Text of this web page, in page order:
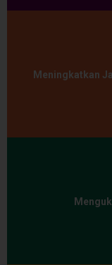
Meningkatkan